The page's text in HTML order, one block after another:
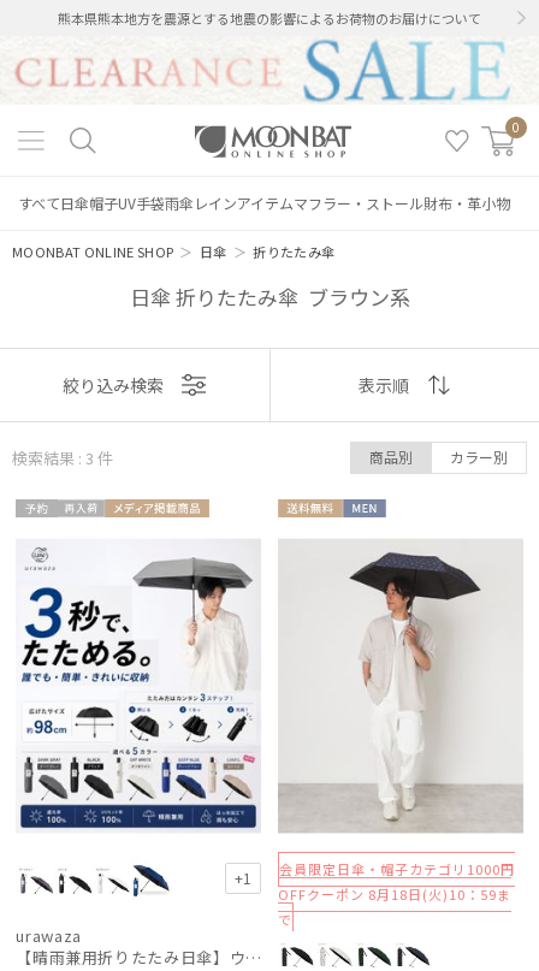
熊本県熊本地方を震源とする地震の影響によるお荷物のお届けについて
0
すべて日傘帽子UV手袋雨傘 レインアイテムマフラー・ストール財布・革小物
MOONBAT ONLINE SHOP ＞ 日傘 ＞折りたたみ傘
日傘 折りたたみ傘 ブラウン系
表示
おすすめ
価格の高い
順
価格の低い
順
人気順
売上点数順
お気に入り
絞り込み検索 表示順
検索結果 : 3 件 商品別 カラー別
載商品
UNISE
X
+1
urawaza
【晴雨兼用折りたたみ日傘】ウラワザ（urawaza）無地 55㎝ 晴雨兼用 遮光100% UV100% 自動開閉 ワンタッチ
会員限定日傘・帽子カテゴリ1000円
OFFクーポン 8月18日(火)10：59ま
で